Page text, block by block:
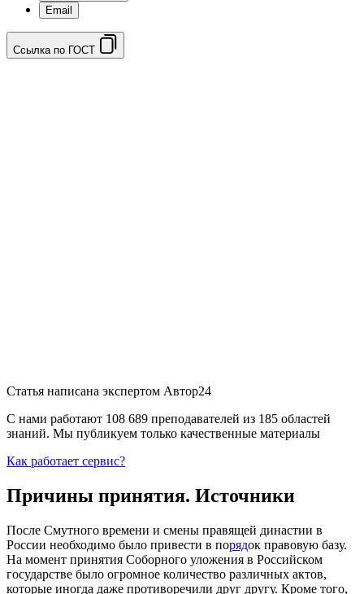
Email
Ссылка по ГОСТ
Статья написана экспертом Автор24
С нами работают 108 689 преподавателей из 185 областей
знаний. Мы публикуем только качественные материалы
Как работает сервис?
Причины принятия. Источники
После Смутного времени и смены правящей династии в
России необходимо было привести в порядок правовую базу.
На момент принятия Соборного уложения в Российском
государстве было огромное количество различных актов,
которые иногда даже противоречили друг другу. Кроме того,